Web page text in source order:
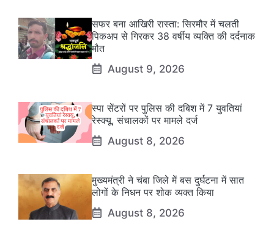
सफर बना आखिरी रास्ता: सिरमौर में चलती
पिकअप से गिरकर 38 वर्षीय व्यक्ति की दर्दनाक
मौत
August 9, 2026
स्पा सेंटरों पर पुलिस की दबिश में 7 युवतियां
रेस्क्यू, संचालकों पर मामले दर्ज
August 8, 2026
मुख्यमंत्री ने चंबा जिले में बस दुर्घटना में सात
लोगों के निधन पर शोक व्यक्त किया
August 8, 2026